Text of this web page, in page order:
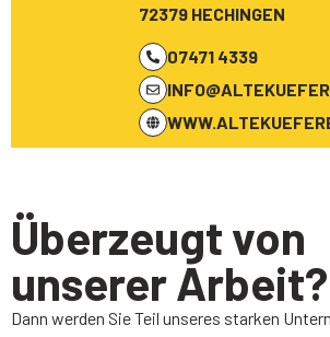
72379 HECHINGEN
07471 4339
Überzeugt von
unserer Arbeit?
Dann werden Sie Teil unseres starken